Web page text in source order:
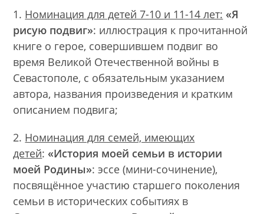
1. Номинация для детей 7-10 и 11-14 лет: «Я
рисую подвиг»: иллюстрация к прочитанной
книге о герое, совершившем подвиг во
время Великой Отечественной войны в
Севастополе, с обязательным указанием
автора, названия произведения и кратким
описанием подвига;
2. Номинация для семей, имеющих
детей: «История моей семьи в истории
моей Родины»: эссе (мини-сочинение),
посвящённое участию старшего поколения
семьи в исторических событиях в